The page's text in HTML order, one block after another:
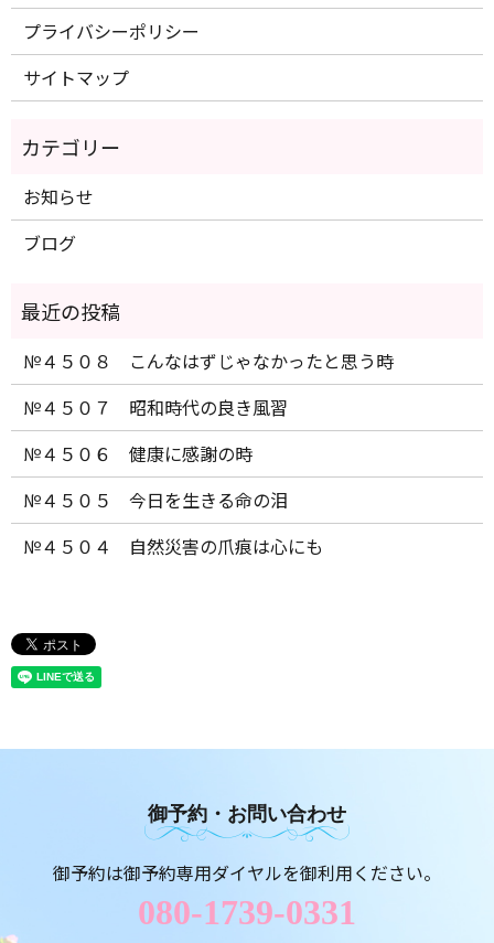
プライバシーポリシー
サイトマップ
お知らせ
ブログ
№４５０８ こんなはずじゃなかったと思う時
№４５０７ 昭和時代の良き風習
№４５０６ 健康に感謝の時
№４５０５ 今日を生きる命の泪
№４５０４ 自然災害の爪痕は心にも
御予約・お問い合わせ
御予約は御予約専用ダイヤルを御利用ください。
080-1739-0331